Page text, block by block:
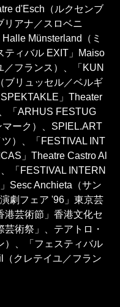
d'Esch（ルクセンブ
リアナ／スロベニ
Münsterland（ミ
ティバル EXIT」Maiso
／フランス）、「KUN
ブリュッセル／ベルギ
」Theater
「ARHUS FESTUG
ーク）、SPIEL.ART
）、「FESTIVAL INT
」Theatre Castro Al
「FESTIVAL INTERN
Sesc Anchieta（サン
劇フェア '96」東京芸
港芸術節」香港文化セ
術祭」、テアトロ・
）、「フェスティバル
（クレテイユ／フラン